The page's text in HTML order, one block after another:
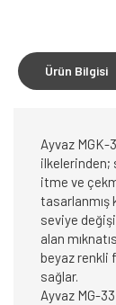
Ürün Bilgisi
Ayvaz
ilkelerinden;
itme ve
tasarlanmış
seviye
alan
beyaz renkli
sağlar.
Ayvaz MG-